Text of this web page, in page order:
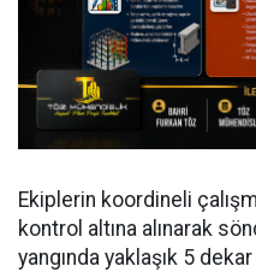
Ekiplerin koordineli
kontrol altına alınarak
yangında yaklaşık 5